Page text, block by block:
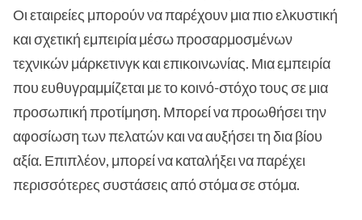
Οι εταιρείες μπορούν να παρέχουν μια πιο ελκυστική
και σχετική εμπειρία μέσω προσαρμοσμένων
τεχνικών μάρκετινγκ και επικοινωνίας. Μια εμπειρία
που ευθυγραμμίζεται με το κοινό-στόχο τους σε μια
προσωπική προτίμηση. Μπορεί να προωθήσει την
αφοσίωση των πελατών και να αυξήσει τη δια βίου
αξία. Επιπλέον, μπορεί να καταλήξει να παρέχει
περισσότερες συστάσεις από στόμα σε στόμα.